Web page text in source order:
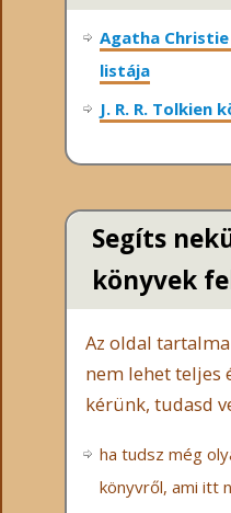
Agatha
listája
J. R. R. Tolkien
Segíts
könyvek
Az oldal
nem lehet teljes
kérünk, tudasd
ha tudsz még
könyvről, ami itt